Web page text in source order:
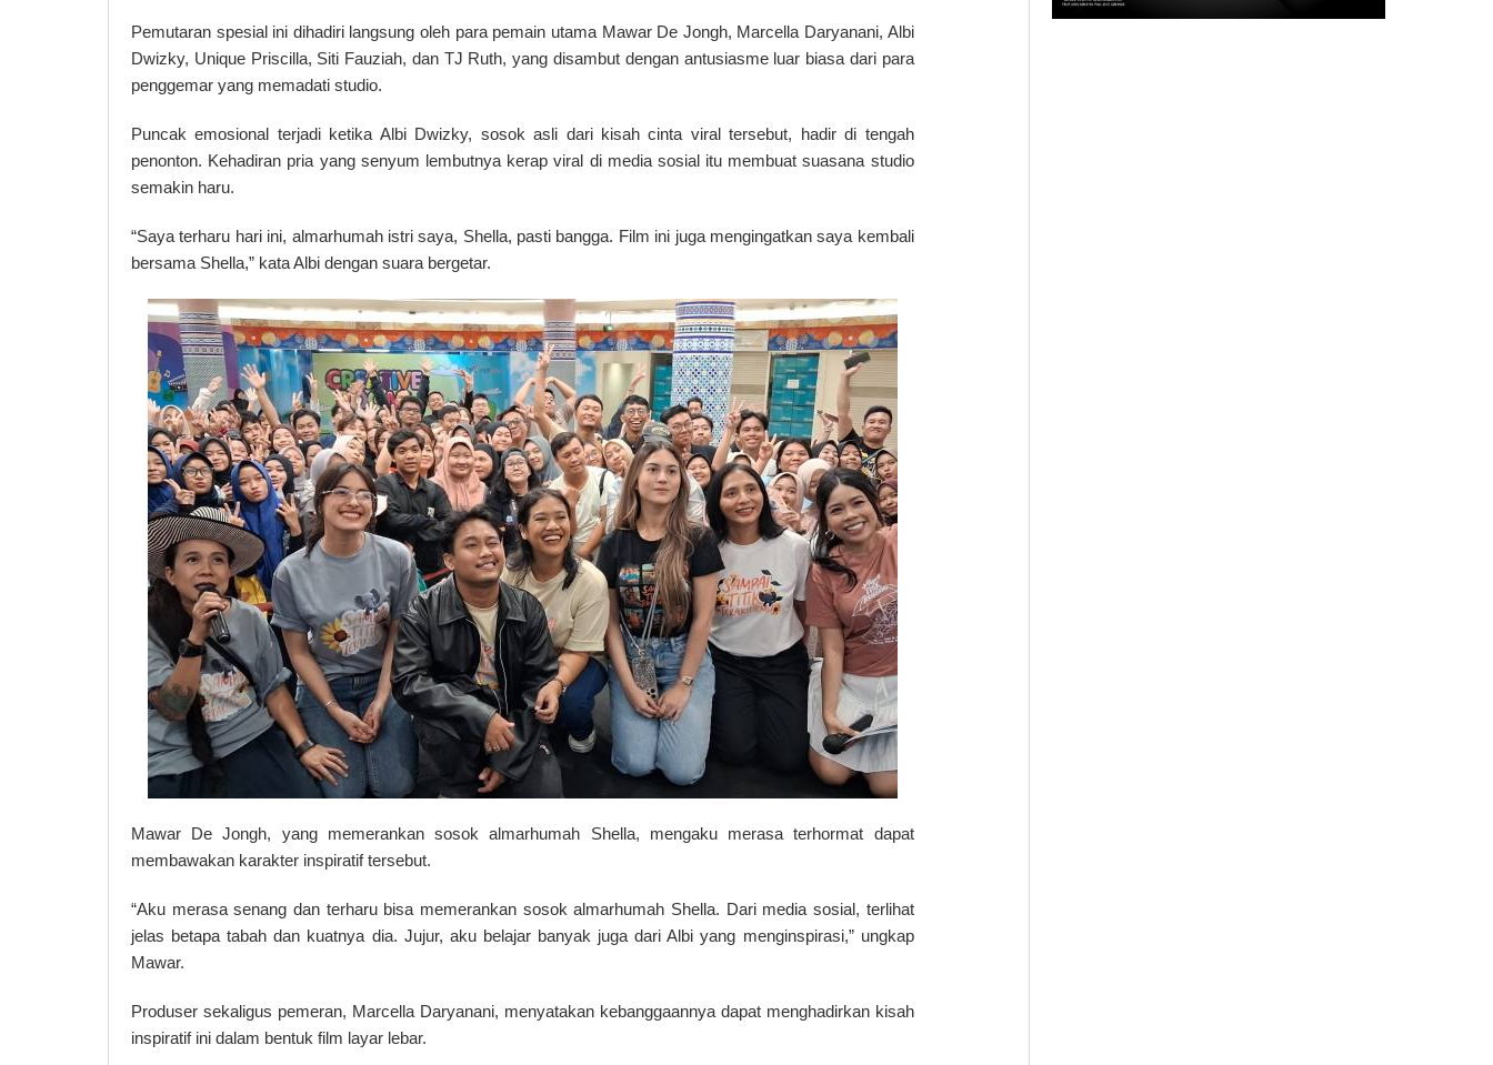
Pemutaran spesial ini dihadiri langsung oleh para pemain utama Mawar De Jongh, Marcella Daryanani, Albi
Dwizky, Unique Priscilla, Siti Fauziah, dan TJ Ruth, yang disambut dengan antusiasme luar biasa dari para
penggemar yang memadati studio.
Puncak emosional terjadi ketika Albi Dwizky, sosok asli dari kisah cinta viral tersebut, hadir di tengah
penonton. Kehadiran pria yang senyum lembutnya kerap viral di media sosial itu membuat suasana studio
semakin haru.
“Saya terharu hari ini, almarhumah istri saya, Shella, pasti bangga. Film ini juga mengingatkan saya kembali
bersama Shella,” kata Albi dengan suara bergetar.
Mawar De Jongh, yang memerankan sosok almarhumah Shella, mengaku merasa terhormat dapat
membawakan karakter inspiratif tersebut.
“Aku merasa senang dan terharu bisa memerankan sosok almarhumah Shella. Dari media sosial, terlihat
jelas betapa tabah dan kuatnya dia. Jujur, aku belajar banyak juga dari Albi yang menginspirasi,” ungkap
Mawar.
Produser sekaligus pemeran, Marcella Daryanani, menyatakan kebanggaannya dapat menghadirkan kisah
inspiratif ini dalam bentuk film layar lebar.